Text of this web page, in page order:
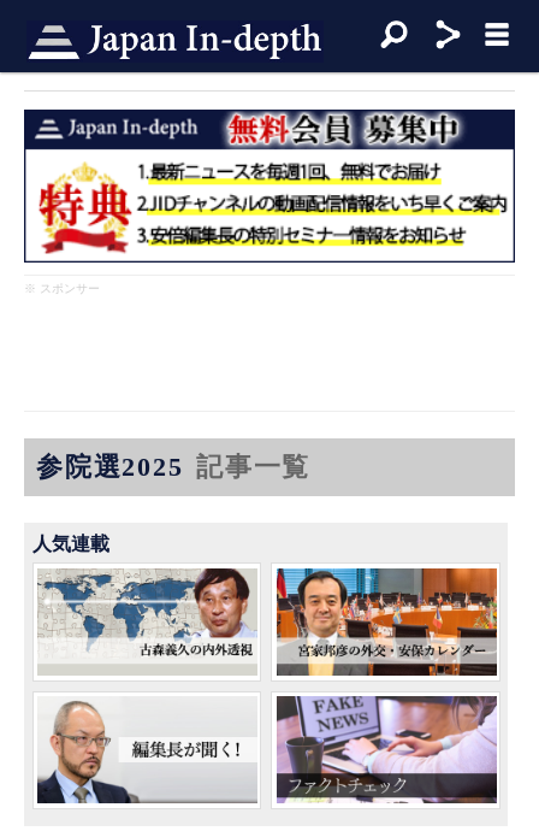
※ スポンサー
参院選2025 記事一覧
人気連載